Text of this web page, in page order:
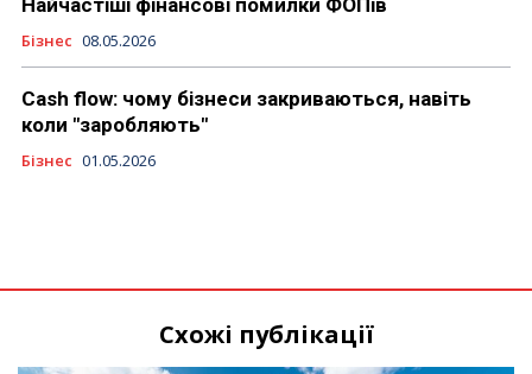
Бізнес 08.05.2026
Cash flow: чому бізнеси закриваються, навіть
коли "заробляють"
Бізнес 01.05.2026
Схожі публікації